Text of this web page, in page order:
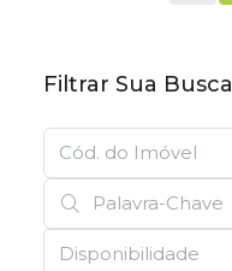
Filtrar Sua Busca
Disponibilidade